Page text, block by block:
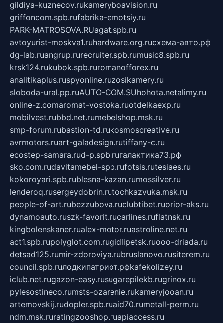
gildiya-kuznecov.rukameryboavision.ru
griffoncom.spb.rufabrika-emotsiy.ru
PARK-MATROSOVA.RUagat.spb.ru
avtoyurist-moskva1.ruhardware.org.ruсхема-авто.рф
dg-lab.ruangrup.rurecruiter.spb.rumusic8.spb.ru
krsk124.rukubok.spb.ruromanofforex.ru
analitikaplus.ruspyonline.ruzosikamery.ru
sloboda-ural.pp.ruAUTO-COM.SUhohota.netalimy.ru
online-z.comaromat-vostoka.ruotdelkaexp.ru
mobilvest.rubbd.net.rumebelshop.msk.ru
smp-forum.rubastion-td.rukosmoscreative.ru
avrmotors.ruart-galadesign.rutiffany-c.ru
ecostep-samara.rud-p.spb.ruгалактика73.рф
sko.com.rudavitamebel-spb.rufotsis.rutesiaes.ru
kokoroyari.spb.rublesna-kazan.rumossilver.ru
lenderoq.rusergeydobrin.rutochkazvuka.msk.ru
people-of-art.rubezzubova.ruclubtibet.ruorior-aks.ru
dynamoauto.ruszk-favorit.rucarlines.ruflatnsk.ru
kingbolenskaner.rualex-motor.ruastroline.net.ru
act1.spb.rupolyglot.com.rugidlipetsk.ruooo-driada.ru
detsad125.rumir-zdoroviya.rubruslanovo.rusiterem.ru
council.spb.ruлодкипатриот.рфkafekolizey.ru
iclub.net.rugazon-easy.rusugarepilekb.rugrinox.ru
pylesostineco.rumsts-ozarenie.rukameryjooan.ru
artemovskij.rudopler.spb.ruaid70.rumetall-perm.ru
ndm.msk.ruratingzooshop.ruapiaccess.ru